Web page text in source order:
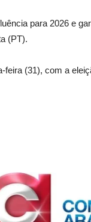
para 2026 e
(PT).
(31), com a